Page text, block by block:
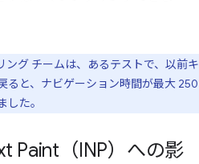
ング チームは、あるテストで、以前キ
ると、ナビゲーション時間が最大 250
た。
Paint（INP）への影